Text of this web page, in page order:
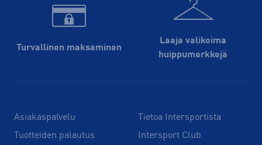
Turvallinen maksaminen
Laaja valikoima
huippu­merkkejä
Asiakaspalvelu
Tuotteiden palautus
Tietoa Intersportista
Intersport Club